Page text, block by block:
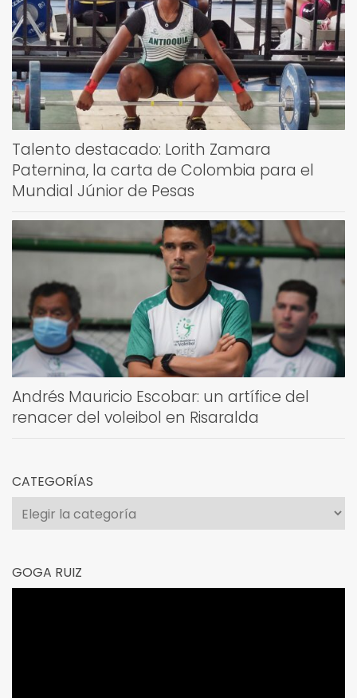
Talento destacado: Lorith Zamara
Paternina, la carta de Colombia para el
Mundial Júnior de Pesas
Andrés Mauricio Escobar: un artífice del
renacer del voleibol en Risaralda
CATEGORÍAS
Categorías
GOGA RUIZ